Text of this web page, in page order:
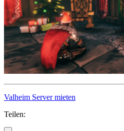
Valheim Server mieten
Teilen: